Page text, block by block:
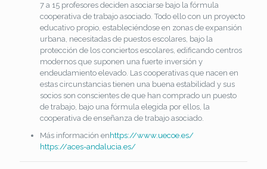
7 a 15 profesores deciden asociarse bajo la fórmula
cooperativa de trabajo asociado. Todo ello con un proyecto
educativo propio, estableciéndose en zonas de expansión
urbana, necesitadas de puestos escolares, bajo la
protección de los conciertos escolares, edificando centros
modernos que suponen una fuerte inversión y
endeudamiento elevado. Las cooperativas que nacen en
estas circunstancias tienen una buena estabilidad y sus
socios son conscientes de que han comprado un puesto
de trabajo, bajo una fórmula elegida por ellos, la
cooperativa de enseñanza de trabajo asociado.
Más información enhttps://www.uecoe.es/
https://aces-andalucia.es/